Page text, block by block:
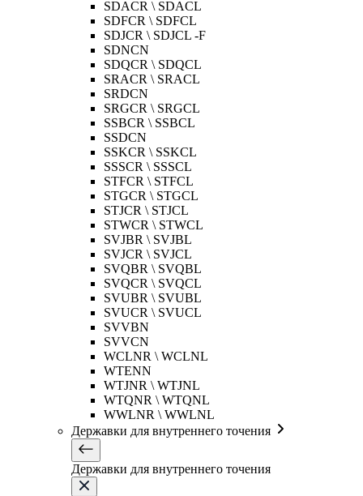
SDACR \ SDACL
SDFCR \ SDFCL
SDJCR \ SDJCL -F
SDNCN
SDQCR \ SDQCL
SRACR \ SRACL
SRDCN
SRGCR \ SRGCL
SSBCR \ SSBCL
SSDCN
SSKCR \ SSKCL
SSSCR \ SSSCL
STFCR \ STFCL
STGCR \ STGCL
STJCR \ STJCL
STWCR \ STWCL
SVJBR \ SVJBL
SVJCR \ SVJCL
SVQBR \ SVQBL
SVQCR \ SVQCL
SVUBR \ SVUBL
SVUCR \ SVUCL
SVVBN
SVVCN
WCLNR \ WCLNL
WTENN
WTJNR \ WTJNL
WTQNR \ WTQNL
WWLNR \ WWLNL
Державки для внутреннего точения
Державки для внутреннего точения